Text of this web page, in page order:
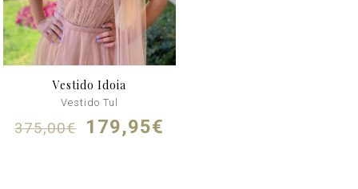
Vestido Idoia
Vestido Tul
375,00€ El
179,95€